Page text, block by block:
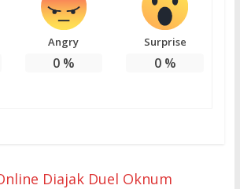
Angry
0%
Surprise
0%
Diajak Duel Oknum